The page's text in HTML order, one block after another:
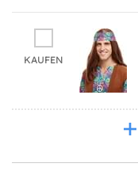
KAUFEN